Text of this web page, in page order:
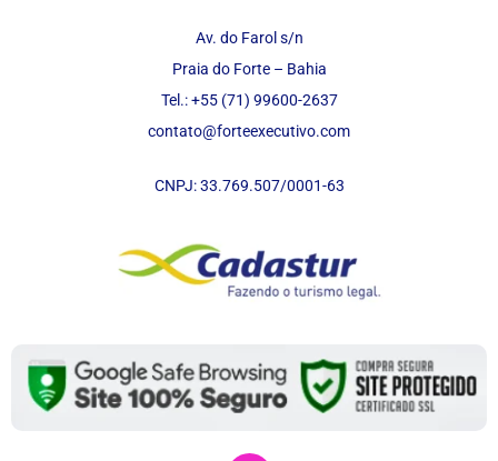
Av. do Farol s/n
Praia do Forte – Bahia
Tel.: +55 (71) 99600-2637
contato@forteexecutivo.com
CNPJ: 33.769.507/0001-63